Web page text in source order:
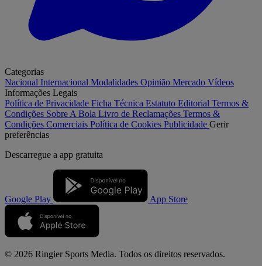
Categorias
Nacional Internacional Modalidades Opinião Mercado Vídeos
Informações Legais
Política de Privacidade Ficha Técnica Estatuto Editorial Termos &
Condições Sobre A Bola Livro de Reclamações Termos &
Condições Comerciais Política de Cookies Publicidade Gerir
preferências
Descarregue a app gratuita
Google Play App Store
© 2026 Ringier Sports Media. Todos os direitos reservados.